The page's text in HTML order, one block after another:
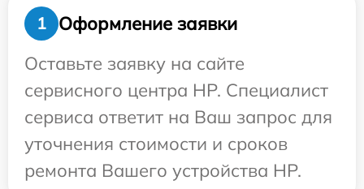
1
Оформление заявки
Оставьте заявку на сайте
сервисного центра HP. Специалист
сервиса ответит на Ваш запрос для
уточнения стоимости и сроков
ремонта Вашего устройства HP.